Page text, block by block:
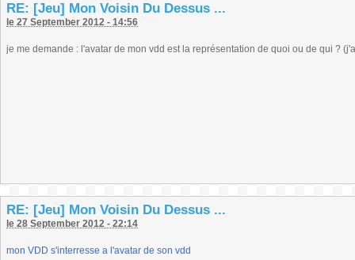
RE: [Jeu] Mon Voisin Du Dessus ...
le 27 September 2012 - 14:56
je me demande : l'avatar de mon vdd est la représentation de quoi ou de qui ?
RE: [Jeu] Mon Voisin Du Dessus ...
le 28 September 2012 - 22:14
mon VDD s'interresse a l'avatar de son vdd